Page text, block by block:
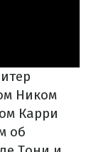
Ником
Карри
об